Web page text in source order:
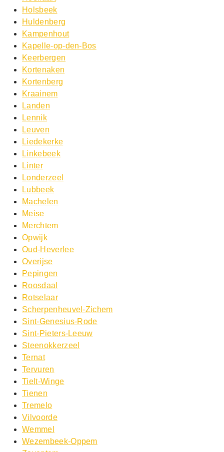
Holsbeek
Huldenberg
Kampenhout
Kapelle-op-den-Bos
Keerbergen
Kortenaken
Kortenberg
Kraainem
Landen
Lennik
Leuven
Liedekerke
Linkebeek
Linter
Londerzeel
Lubbeek
Machelen
Meise
Merchtem
Opwijk
Oud-Heverlee
Overijse
Pepingen
Roosdaal
Rotselaar
Scherpenheuvel-Zichem
Sint-Genesius-Rode
Sint-Pieters-Leeuw
Steenokkerzeel
Ternat
Tervuren
Tielt-Winge
Tienen
Tremelo
Vilvoorde
Wemmel
Wezembeek-Oppem